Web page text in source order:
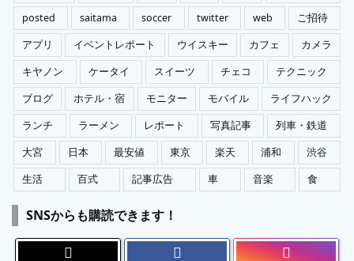
posted
saitama soccer twitter web
ご招待
アプリ
イベントレポート ウイスキー カフェ
カメラ
キヤノン
ケータイ スイーツ チェコ
テクニック
ブログ
ホテル・宿 モニター モバイル
ライフハック
ランチ
ラーメン レポート 写真記事
列車・鉄道
大宮
日本 最安値 東京 楽天 浦和
渋谷
生活
百式 記事広告 車 音楽 食
SNSからも購読できます！